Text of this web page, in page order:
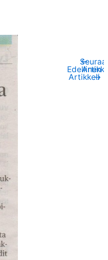
Artikkelien
selaus
←
Edellinen
Artikkeli
→